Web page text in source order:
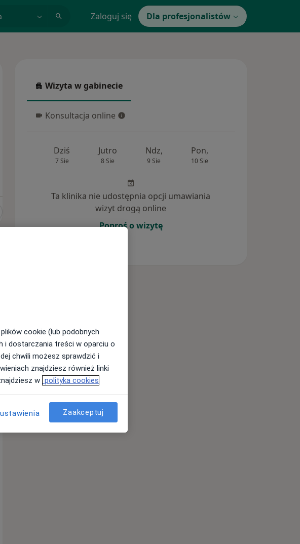
Zaloguj się Dla profesjonalistów
Wizyta w gabinecie
Wizyta w gabinecie
Konsultacja online
Konsultacja online
Dziś
7 Sie
Jutro
8 Sie
Ndz,
9 Sie
Pon,
10 Sie
Ta klinika nie udostępnia opcji umawiania
wizyt drogą online
Poproś o wizytę
cookie (lub podobnych
i dostarczania treści w oparciu o
chwili możesz sprawdzić i
znajdziesz również linki
w polityka cookies
Zaakceptuj